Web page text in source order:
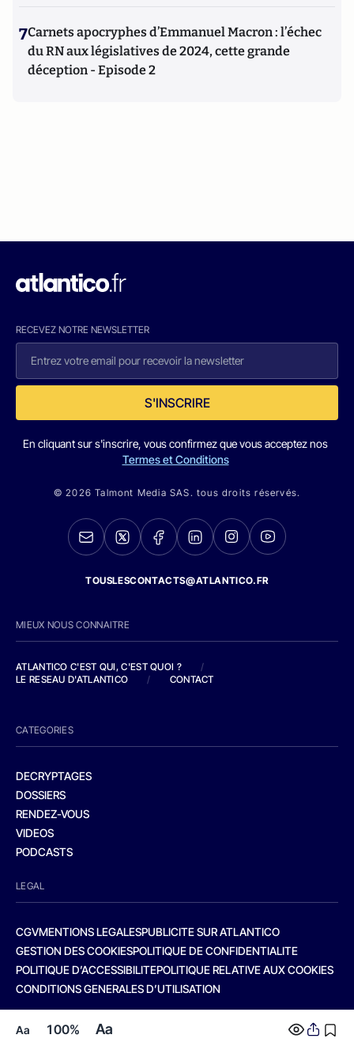
Aa 100% Aa
7Carnets apocryphes d’Emmanuel Macron : l’échec
du RN aux législatives de 2024, cette grande
déception - Episode 2
RECEVEZ NOTRE NEWSLETTER
S'INSCRIRE
En cliquant sur s'inscrire, vous confirmez que vous acceptez nos
Termes et Conditions
© 2026 Talmont Media SAS. tous droits réservés.
TOUSLESCONTACTS@ATLANTICO.FR
MIEUX NOUS CONNAITRE
ATLANTICO C'EST QUI, C'EST QUOI ?
/
LE RESEAU D'ATLANTICO
/ CONTACT
CATEGORIES
DECRYPTAGES
DOSSIERS
RENDEZ-VOUS
VIDEOS
PODCASTS
LEGAL
CGVMENTIONS LEGALESPUBLICITE SUR ATLANTICO
GESTION DES COOKIESPOLITIQUE DE CONFIDENTIALITE
POLITIQUE D’ACCESSIBILITEPOLITIQUE RELATIVE AUX COOKIES
CONDITIONS GENERALES D’UTILISATION